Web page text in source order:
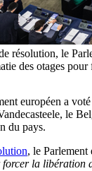
résolution, le
des otages
européen a
, le
du pays.
, le Parlement
la libération